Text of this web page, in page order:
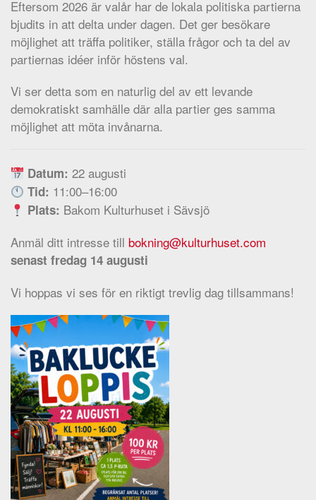
Eftersom 2026 är valår har de lokala politiska partierna
bjudits in att delta under dagen. Det ger besökare
möjlighet att träffa politiker, ställa frågor och ta del av
partiernas idéer inför höstens val.
Vi ser detta som en naturlig del av ett levande
demokratiskt samhälle där alla partier ges samma
möjlighet att möta invånarna.
Datum: 22 augusti
Tid: 11:00–16:00
Plats: Bakom Kulturhuset i Sävsjö
Anmäl ditt intresse till bokning@kulturhuset.com
senast fredag 14 augusti
Vi hoppas vi ses för en riktigt trevlig dag tillsammans!